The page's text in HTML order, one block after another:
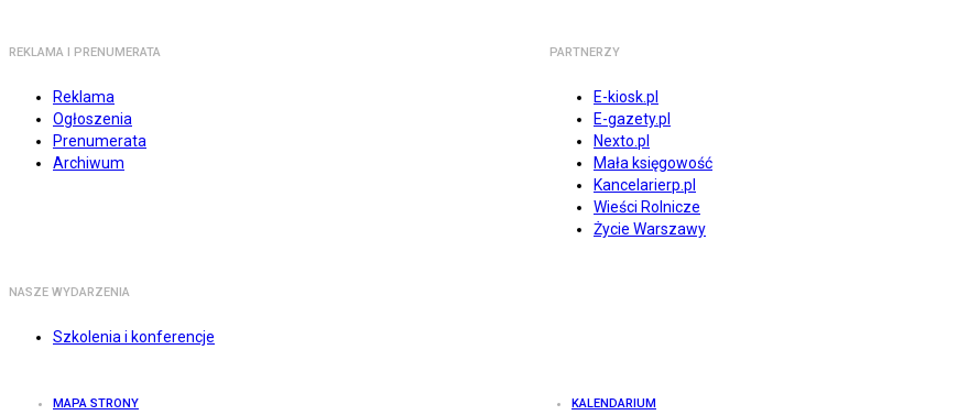
REKLAMA I PRENUMERATA
Reklama
Ogłoszenia
Prenumerata
Archiwum
PARTNERZY
E-kiosk.pl
E-gazety.pl
Nexto.pl
Mała księgowość
Kancelarierp.pl
Wieści Rolnicze
Życie Warszawy
NASZE WYDARZENIA
Szkolenia i konferencje
MAPA STRONY KALENDARIUM